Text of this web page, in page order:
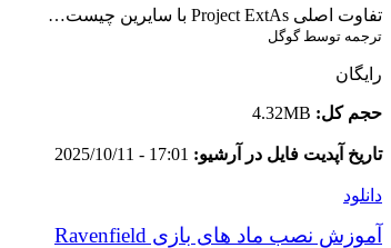
تفاوت اصلی Project ExtAs با سایرین چیست…
ترجمه توسط گوگل
رایگان
حجم کل: 4.32MB
تاریخ آپدیت فایل در آرشیو: 17:01 - 2025/10/11
دانلود
آموزش نصب ماد های بازی Ravenfield